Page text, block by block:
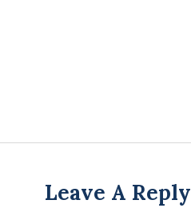
Leave A Reply